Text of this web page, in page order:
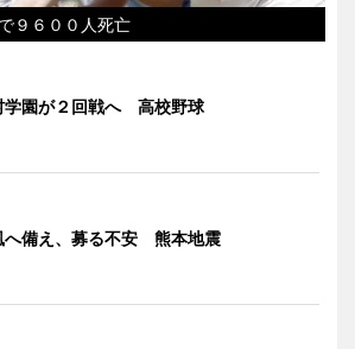
９６００人死亡
学園が２回戦へ 高校野球
へ備え、募る不安 熊本地震